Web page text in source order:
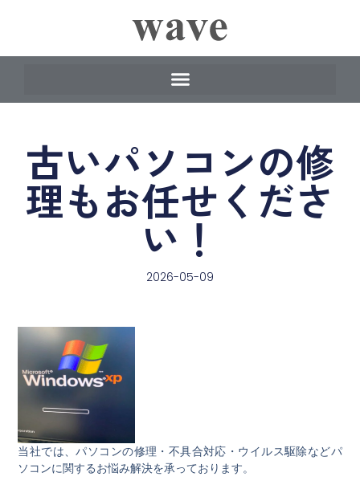
古いパソコンの修
理もお任せくださ
い！
2026-05-09
当社では、パソコンの修理・不具合対応・ウイルス駆除などパ
ソコンに関するお悩み解決を承っております。